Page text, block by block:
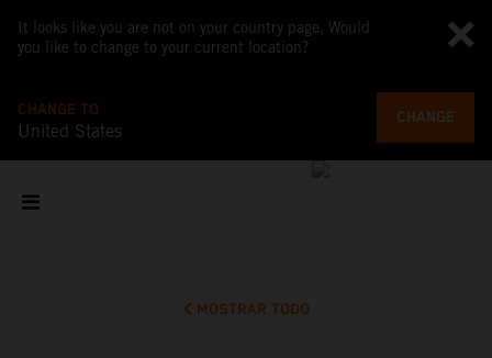
It looks like you are not on your country page. Would
you like to change to your current location?
CHANGE TO
United States
CHANGE
MOSTRAR TODO